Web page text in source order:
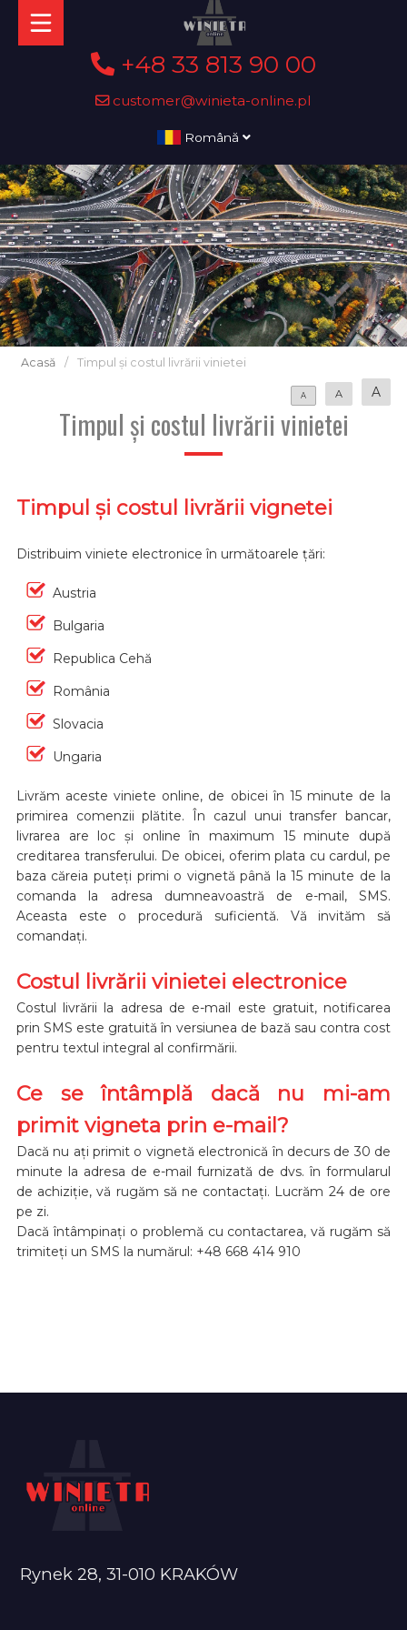
+48 33 813 90 00
customer@winieta-online.pl
Română
Acasă / Timpul și costul livrării vinietei
A A A
Timpul și costul livrării vinietei
Timpul și costul livrării vignetei
Distribuim viniete electronice în următoarele țări:
Austria
Bulgaria
Republica Cehă
România
Slovacia
Ungaria
Livrăm aceste viniete online, de obicei în 15 minute de la
primirea comenzii plătite. În cazul unui transfer bancar,
livrarea are loc și online în maximum 15 minute după
creditarea transferului. De obicei, oferim plata cu cardul, pe
baza căreia puteți primi o vignetă până la 15 minute de la
comanda la adresa dumneavoastră de e-mail, SMS.
Aceasta este o procedură suficientă. Vă invităm să
comandați.
Costul livrării vinietei electronice
Costul livrării la adresa de e-mail este gratuit, notificarea
prin SMS este gratuită în versiunea de bază sau contra cost
pentru textul integral al confirmării.
Ce se întâmplă dacă nu mi-am
primit vigneta prin e-mail?
Dacă nu ați primit o vignetă electronică în decurs de 30 de
minute la adresa de e-mail furnizată de dvs. în formularul
de achiziție, vă rugăm să ne contactați. Lucrăm 24 de ore
pe zi.
Dacă întâmpinați o problemă cu contactarea, vă rugăm să
trimiteți un SMS la numărul: +48 668 414 910
Rynek 28, 31-010 KRAKÓW